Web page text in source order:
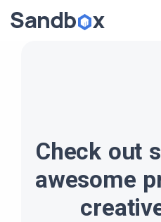
Check out
awesome